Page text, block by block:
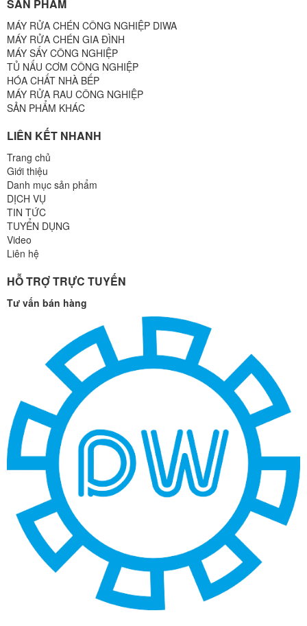
SẢN PHẨM
MÁY RỬA CHÉN CÔNG NGHIỆP DIWA
MÁY RỬA CHÉN GIA ĐÌNH
MÁY SẤY CÔNG NGHIỆP
TỦ NẤU CƠM CÔNG NGHIỆP
HÓA CHẤT NHÀ BẾP
MÁY RỬA RAU CÔNG NGHIỆP
SẢN PHẨM KHÁC
LIÊN KẾT NHANH
Trang chủ
Giới thiệu
Danh mục sản phẩm
DỊCH VỤ
TIN TỨC
TUYỂN DỤNG
Video
Liên hệ
HỖ TRỢ TRỰC TUYẾN
Tư vấn bán hàng